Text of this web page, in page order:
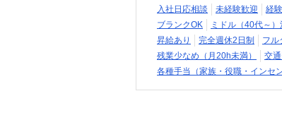
入社日応相談
未経験歓迎 経
ブランクOK
ミドル（40代～）
昇給あり
完全週休2日制 フル
残業少なめ（月20h未満）
交
各種手当（家族・役職・インセ